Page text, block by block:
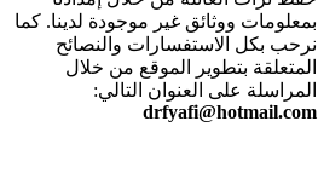
بمعلومات ووثائق غير موجودة لدينا. كما
نرحب بكل الاستفسارات والنصائح
المتعلقة بتطوير الموقع من خلال
المراسلة على العنوان التالي:
drfyafi@hotmail.com